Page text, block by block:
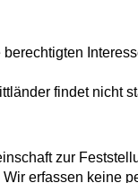
findet nicht
zur
erfassen keine